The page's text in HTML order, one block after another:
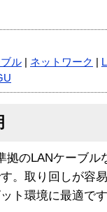
ル ネットワーク
拠のLANケーブ
。取り回しが容
ト環境に最適で